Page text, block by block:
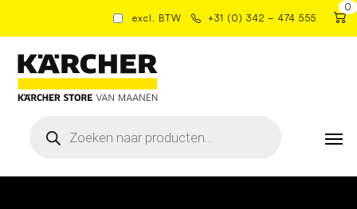
excl. BTW +31 (0) 342 – 474 555
0
zoeken